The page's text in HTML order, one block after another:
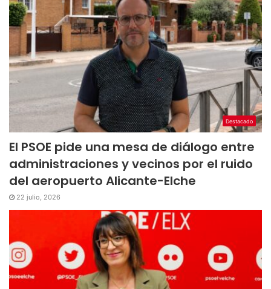
Destacado
El PSOE pide una mesa de diálogo entre
administraciones y vecinos por el ruido
del aeropuerto Alicante-Elche
22 julio, 2026